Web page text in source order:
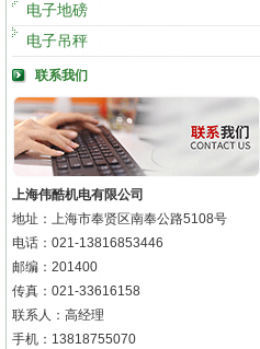
电子地磅
电子吊秤
联系我们
上海伟酷机电有限公司
地址：上海市奉贤区南奉公路5108号
电话：021-13816853446
邮编：201400
传真：021-33616158
联系人：高经理
手机：13818755070